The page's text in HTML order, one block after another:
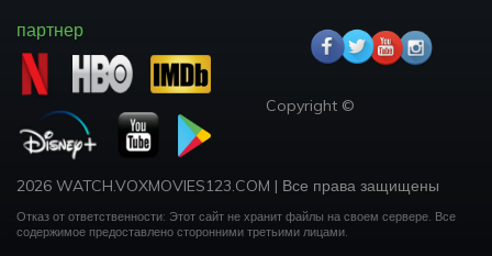
партнер
Copyright ©
2026 WATCH.VOXMOVIES123.COM | Все права защищены
Отказ от ответственности: Этот сайт не хранит файлы на своем сервере. Все
содержимое предоставлено сторонними третьими лицами.